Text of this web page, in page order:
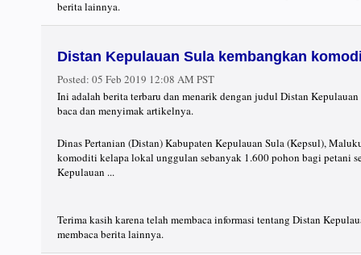
berita lainnya.
Distan Kepulauan Sula kembangkan
Posted: 05 Feb 2019 12:08 AM PST
Ini adalah berita terbaru dan menarik dengan judul Distan
baca dan menyimak artikelnya.
Dinas Pertanian (Distan) Kabupaten Kepulauan Sula (Kepsul),
komoditi kelapa lokal unggulan sebanyak 1.600 pohon bagi petani
Kepulauan ...
Terima kasih karena telah membaca informasi tentang Distan
membaca berita lainnya.